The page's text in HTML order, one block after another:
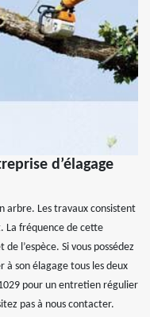
d’élagage
arbre. Les travaux consistent
La fréquence de cette
l’espèce. Si vous possédez
à son élagage tous les deux
pour un entretien régulier
pas à nous contacter.